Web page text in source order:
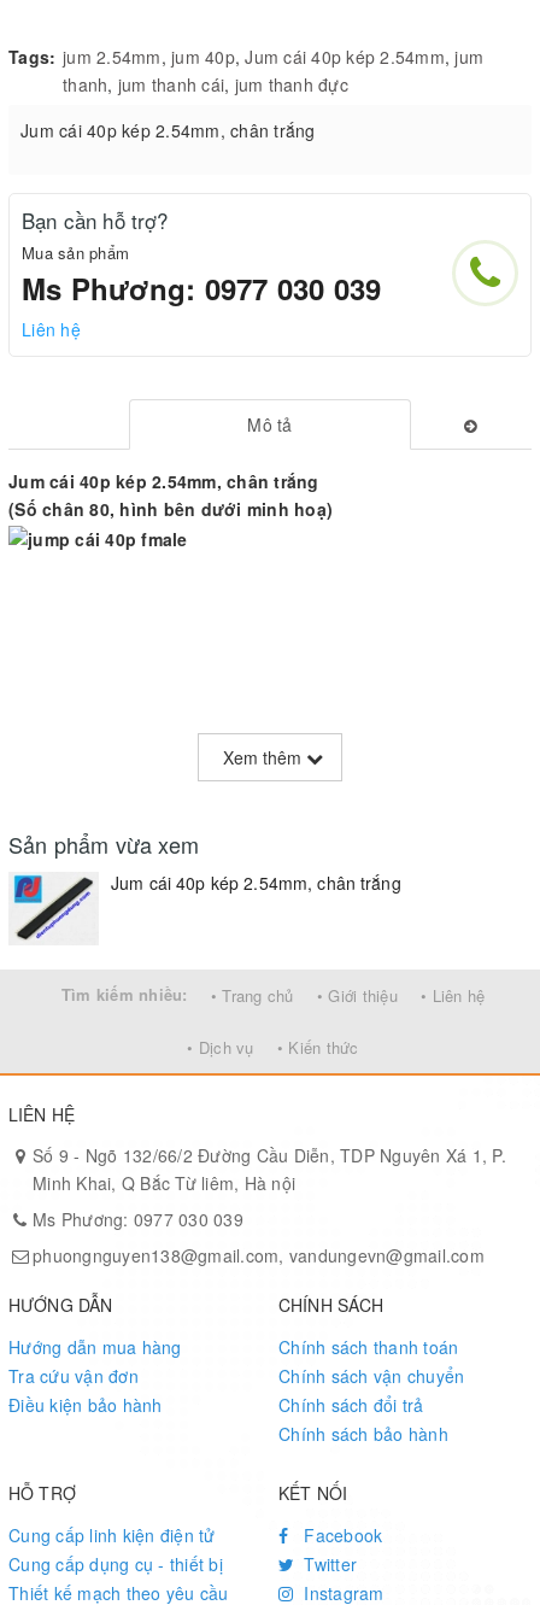
Tags: jum 2.54mm, jum 40p,Jum cái 40p kép 2.54mm,jum
thanh, jum thanh cái, jum thanh đực
Jum cái 40p kép 2.54mm, chân trắng
Bạn cần hỗ trợ?
Mua sản phẩm
Ms Phương: 0977 030 039
Liên hệ
Mô tả
Jum cái 40p kép 2.54mm, chân trắng
(Số chân 80, hình bên dưới minh hoạ)
Xem thêm
Sản phẩm vừa xem
Jum cái 40p kép 2.54mm, chân trắng
Tìm kiếm nhiều: • Trang chủ • Giới thiệu • Liên hệ
• Dịch vụ • Kiến thức
LIÊN HỆ
Số 9 - Ngõ 132/66/2 Đường Cầu Diễn, TDP Nguyên Xá 1, P.
Minh Khai, Q Bắc Từ liêm, Hà nội
Ms Phương: 0977 030 039
phuongnguyen138@gmail.com, vandungevn@gmail.com
HƯỚNG DẪN
Hướng dẫn mua hàng
Tra cứu vận đơn
Điều kiện bảo hành
CHÍNH SÁCH
Chính sách thanh toán
Chính sách vận chuyển
Chính sách đổi trả
Chính sách bảo hành
HỖ TRỢ
Cung cấp linh kiện điện tử
Cung cấp dụng cụ - thiết bị
Thiết kế mạch theo yêu cầu
KẾT NỐI
Facebook
Twitter
Instagram